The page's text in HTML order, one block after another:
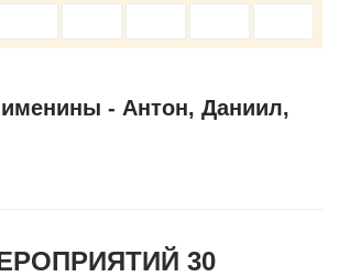
- Антон, Даниил,
30